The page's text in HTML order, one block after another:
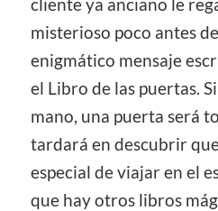
cliente ya anciano le
misterioso poco antes
enigmático mensaje
el Libro de las puertas.
mano, una puerta será
tardará en descubrir
especial de viajar en el
que hay otros libros